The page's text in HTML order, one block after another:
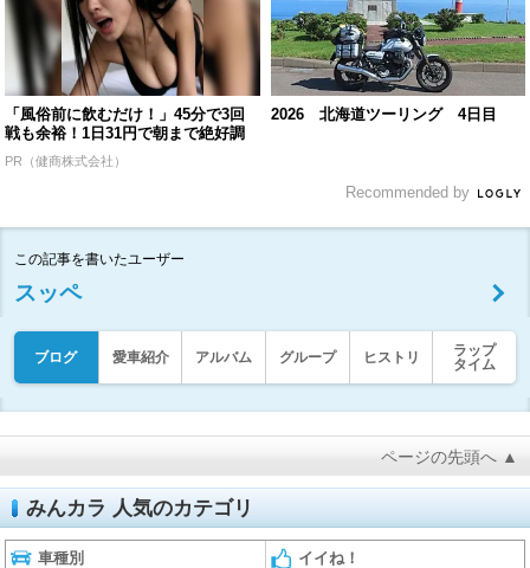
「風俗前に飲むだけ！」45分で3回
戦も余裕！1日31円で朝まで絶好調
PR（健商株式会社）
2026 北海道ツーリング 4日目
Recommended by
この記事を書いたユーザー
スッペ
ブログ 愛車紹介 アルバム グループ ヒストリ
ラップ
タイム
ページの先頭へ ▲
みんカラ 人気のカテゴリ
車種別 イイね！